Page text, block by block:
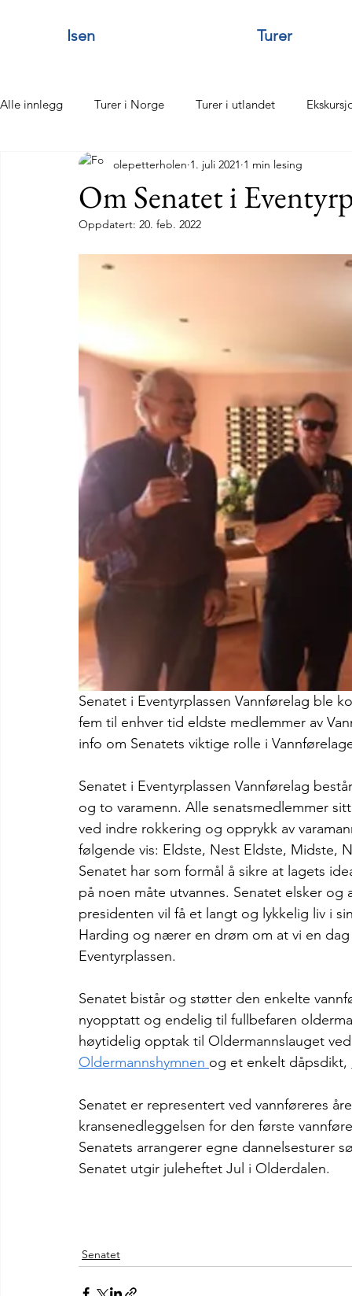
Isen Turer
Alle innlegg Turer i Norge Turer i utlandet
Sommerfester Silver Køpp Dugnader
Staying alive Vannføreåret
Nye vannere
Om Senatet i
olepetterholen 1. juli 2021 1 min lesing
Oppdatert: 20. feb. 2022
Senatet i Eventyrplassen Vannførelag ble
fem til enhver tid eldste medlemmer av
info om Senatets viktige rolle i
Senatet i Eventyrplassen Vannførelag
og to varamenn. Alle senatsmedlemmer
ved indre rokkering og opprykk av
følgende vis: Eldste, Nest Eldste, Midste,
Senatet har som formål å sikre at lagets
på noen måte utvannes. Senatet elsker
presidenten vil få et langt og lykkelig liv i
Harding og nærer en drøm om at vi en
Eventyrplassen.
Senatet bistår og støtter den enkelte
nyopptatt og endelig til fullbefaren
høytidelig opptak til Oldermannslauget
Oldermannshymnen og et enkelt dåpsdikt,
Senatet er representert ved vannføreres
kransenedleggelsen for den første
Senatets arrangerer egne dannelsesturer
Senatet utgir juleheftet Jul i Olderdalen.
Senatet